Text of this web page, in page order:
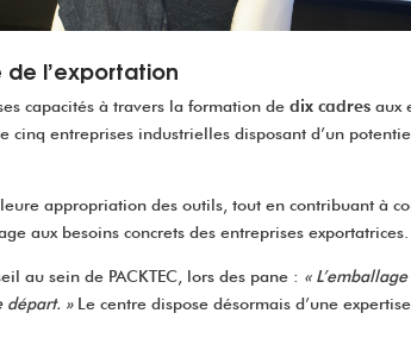
de l’exportation
capacités à travers la formation de dix cadres aux
entreprises industrielles disposant d’un
appropriation des outils, tout en contribuant à
aux besoins concrets des entreprises exportatrices.
au sein de PACKTEC, lors des pane : «
départ. »Le centre dispose désormais d’une